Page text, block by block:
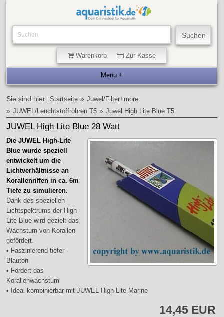
Warenkorb Zur Kasse
Sie sind hier: Startseite » Juwel/Filter+more
» JUWEL/Leuchtstoffröhren T5 » Juwel High Lite Blue T5
JUWEL High Lite Blue 28 Watt
Die JUWEL High-Lite
Blue wurde speziell
entwickelt um die
Lichtverhältnisse an
Korallenriffen in ca. 6m
Tiefe zu simulieren.
Dank des speziellen
Lichtspektrums der High-
Lite Blue wird gezielt das
Wachstum von Korallen
gefördert.
• Faszinierend tiefer
Blauton
• Fördert das
Korallenwachstum
• Ideal kombinierbar mit JUWEL High-Lite Marine
14,45 EUR